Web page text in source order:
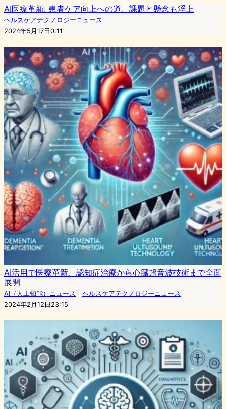
AI医療革新: 患者ケア向上への道、課題と懸念も浮上
ヘルスケアテクノロジーニュース
2024年5月17日0:11
AI活用で医療革新、認知症治療から心臓超音波技術まで全面
展開
AI（人工知能）ニュース ｜ ヘルスケアテクノロジーニュース
2024年2月12日23:15